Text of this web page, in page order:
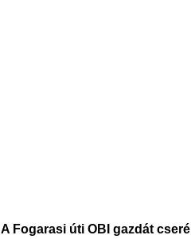
A Fogarasi úti OBI gazdát cserél